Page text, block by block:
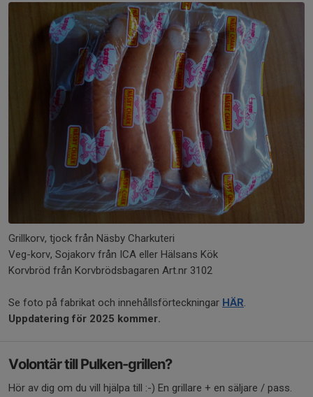
Grillkorv, tjock från Näsby Charkuteri
Veg-korv, Sojakorv från ICA eller Hälsans Kök
Korvbröd från Korvbrödsbagaren Art.nr 3102
Se foto på fabrikat och innehållsförteckningar HÄR.
Uppdatering för 2025 kommer.
Volontär till Pulken-grillen?
Hör av dig om du vill hjälpa till :-) En grillare + en säljare / pass.